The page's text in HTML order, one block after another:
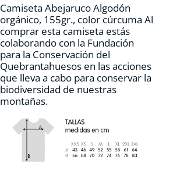
Camiseta Abejaruco Algodón
orgánico, 155gr., color cúrcuma Al
comprar esta camiseta estás
colaborando con la Fundación
para la Conservación del
Quebrantahuesos en las acciones
que lleva a cabo para conservar la
biodiversidad de nuestras
montañas.